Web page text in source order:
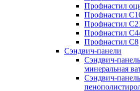
Профнастил
Профнастил
Профнастил
Профнастил
Профнастил С8
Сэндвич-панели
Сэндвич-
минеральная
Сэндвич-